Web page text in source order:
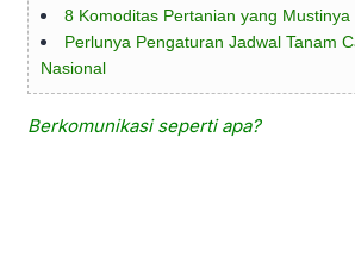
8 Komoditas Pertanian yang
Perlunya Pengaturan Jadwal Tanam
Nasional
Berkomunikasi seperti apa?